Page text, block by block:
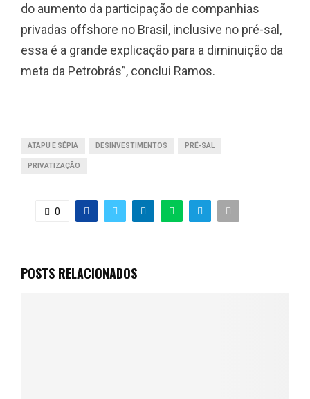
do aumento da participação de companhias
privadas offshore no Brasil, inclusive no pré-sal,
essa é a grande explicação para a diminuição da
meta da Petrobrás”, conclui Ramos.
ATAPU E SÉPIA DESINVESTIMENTOS PRÉ-SAL
PRIVATIZAÇÃO
0
POSTS RELACIONADOS